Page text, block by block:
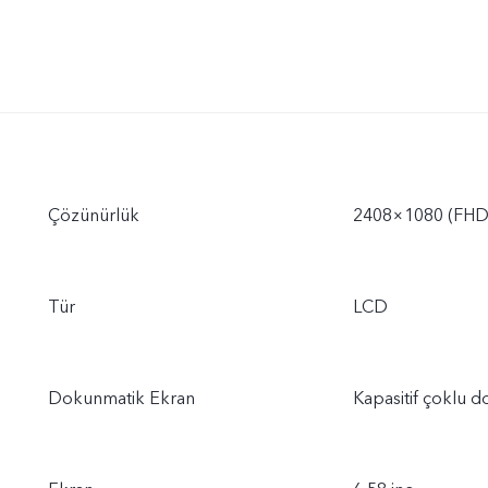
Çözünürlük 2408×1080
Tür LCD
Dokunmatik Ekran Kapasitif çoklu